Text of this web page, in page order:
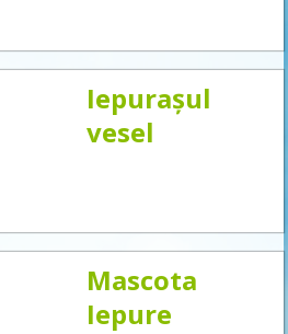
Iepurașul
vesel
Mascota
Iepure